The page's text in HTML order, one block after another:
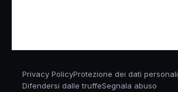
Privacy PolicyProtezione dei dati personali
Difendersi dalle truffeSegnala abuso